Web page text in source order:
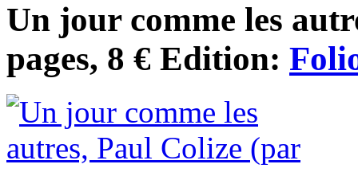
Un jour comme les
pages, 8 € Edition: